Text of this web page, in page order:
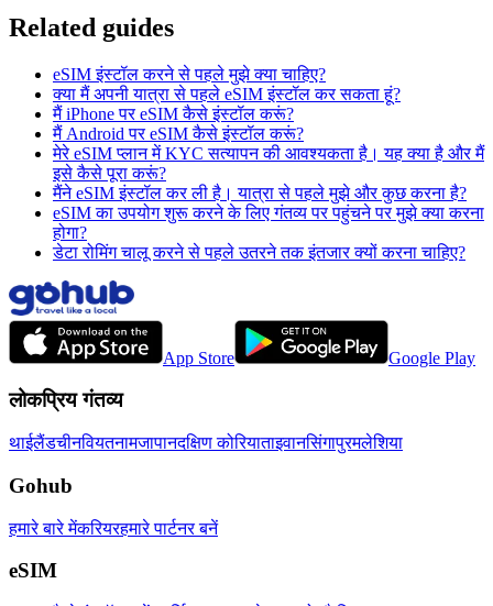
Related guides
eSIM इंस्टॉल करने से पहले मुझे क्या चाहिए?
क्या मैं अपनी यात्रा से पहले eSIM इंस्टॉल कर सकता हूं?
मैं iPhone पर eSIM कैसे इंस्टॉल करूं?
मैं Android पर eSIM कैसे इंस्टॉल करूं?
मेरे eSIM प्लान में KYC सत्यापन की आवश्यकता है। यह क्या है और मैं
इसे कैसे पूरा करूं?
मैंने eSIM इंस्टॉल कर ली है। यात्रा से पहले मुझे और कुछ करना है?
eSIM का उपयोग शुरू करने के लिए गंतव्य पर पहुंचने पर मुझे क्या करना
होगा?
डेटा रोमिंग चालू करने से पहले उतरने तक इंतजार क्यों करना चाहिए?
App Store Google Play
लोकप्रिय गंतव्य
थाईलैंडचीनवियतनामजापानदक्षिण कोरियाताइवानसिंगापुरमलेशिया
Gohub
हमारे बारे मेंकरियरहमारे पार्टनर बनें
eSIM